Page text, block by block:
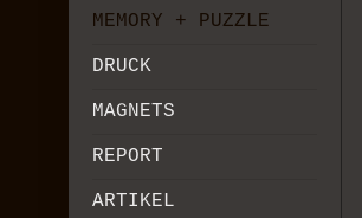
MEMORY + PUZZLE
DRUCK
MAGNETS
REPORT
ARTIKEL